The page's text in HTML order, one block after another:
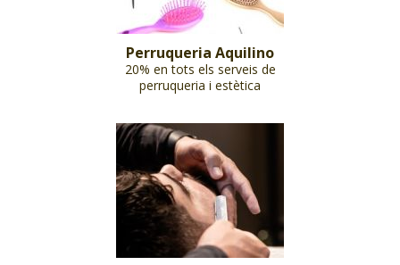
Perruqueria Aquilino
20% en tots els serveis de
perruqueria i estètica